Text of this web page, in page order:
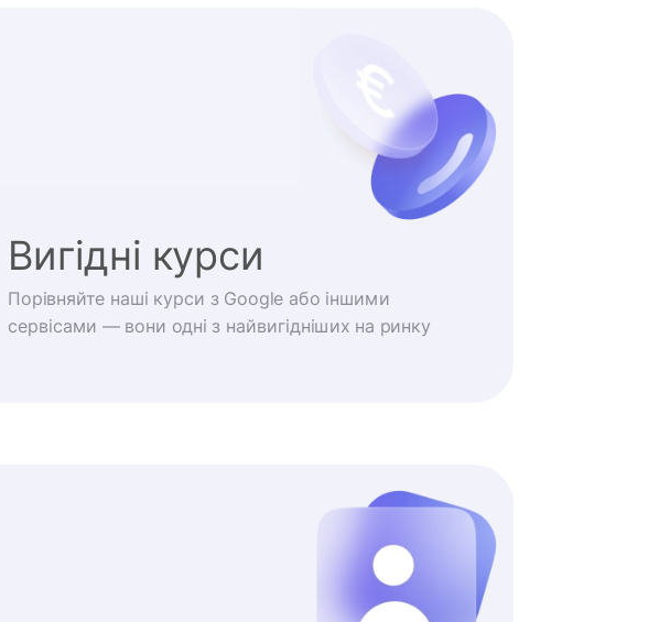
Вигідні курси
Порівняйте наші курси з Google або іншими
сервісами — вони одні з найвигідніших на ринку